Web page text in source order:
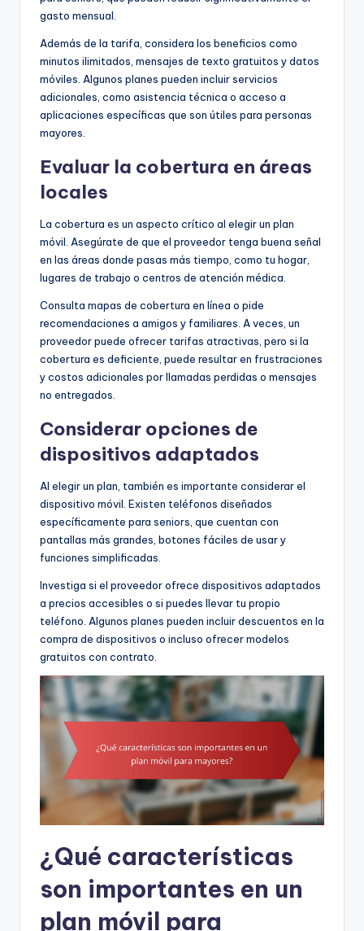
gasto mensual.
Además de la tarifa, considera los beneficios como
minutos ilimitados, mensajes de texto gratuitos y datos
móviles. Algunos planes pueden incluir servicios
adicionales, como asistencia técnica o acceso a
aplicaciones específicas que son útiles para personas
mayores.
Evaluar la cobertura en áreas
locales
La cobertura es un aspecto crítico al elegir un plan
móvil. Asegúrate de que el proveedor tenga buena señal
en las áreas donde pasas más tiempo, como tu hogar,
lugares de trabajo o centros de atención médica.
Consulta mapas de cobertura en línea o pide
recomendaciones a amigos y familiares. A veces, un
proveedor puede ofrecer tarifas atractivas, pero si la
cobertura es deficiente, puede resultar en frustraciones
y costos adicionales por llamadas perdidas o mensajes
no entregados.
Considerar opciones de
dispositivos adaptados
Al elegir un plan, también es importante considerar el
dispositivo móvil. Existen teléfonos diseñados
específicamente para seniors, que cuentan con
pantallas más grandes, botones fáciles de usar y
funciones simplificadas.
Investiga si el proveedor ofrece dispositivos adaptados
a precios accesibles o si puedes llevar tu propio
teléfono. Algunos planes pueden incluir descuentos en la
compra de dispositivos o incluso ofrecer modelos
gratuitos con contrato.
¿Qué características
son importantes en un
plan móvil para